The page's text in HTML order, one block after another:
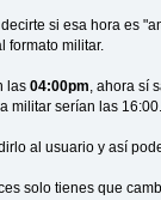
si esa hora es
formato militar.
las 04:00pm , ahora sí
militar serían las 16:00.
al usuario y así
solo tienes que